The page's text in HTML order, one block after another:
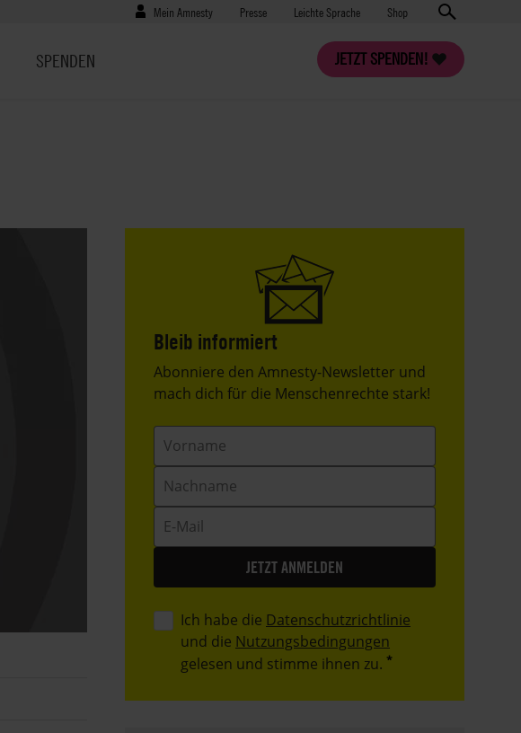
Benutzermenü
Mein Amnesty Presse
Presse Leichte Sprache Shop
JETZT SPENDEN!
SPENDEN
Bleib informiert
Header
Text
Abonniere den Amnesty-Newsletter und
mach dich für die Menschenrechte stark!
Vorname
Nachname
E-
Mail
Ich habe die Datenschutzrichtlinie
und die Nutzungsbedingungen
gelesen und stimme ihnen zu.